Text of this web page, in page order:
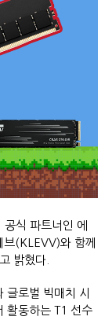
식 파트너인 에
브(KLEVV)와 함께
고 밝혔다.
글로벌 빅매치 시
활동하는 T1 선수